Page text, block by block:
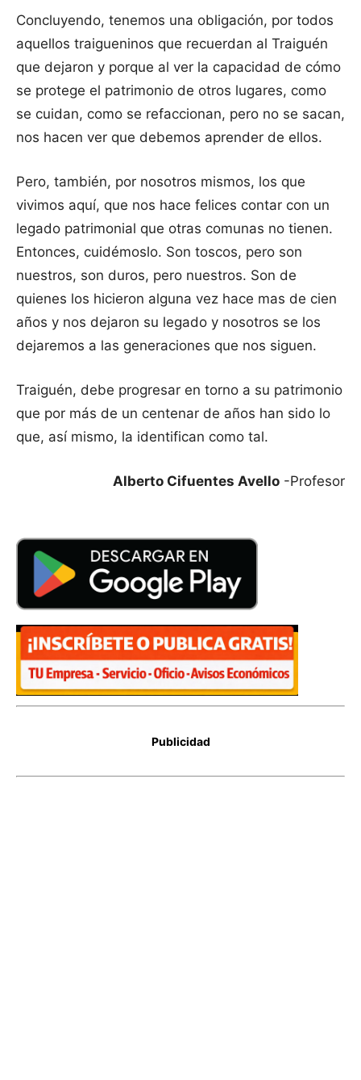
Concluyendo, tenemos una obligación, por todos
aquellos traigueninos que recuerdan al Traiguén
que dejaron y porque al ver la capacidad de cómo
se protege el patrimonio de otros lugares, como
se cuidan, como se refaccionan, pero no se sacan,
nos hacen ver que debemos aprender de ellos.
Pero, también, por nosotros mismos, los que
vivimos aquí, que nos hace felices contar con un
legado patrimonial que otras comunas no tienen.
Entonces, cuidémoslo. Son toscos, pero son
nuestros, son duros, pero nuestros. Son de
quienes los hicieron alguna vez hace mas de cien
años y nos dejaron su legado y nosotros se los
dejaremos a las generaciones que nos siguen.
Traiguén, debe progresar en torno a su patrimonio
que por más de un centenar de años han sido lo
que, así mismo, la identifican como tal.
Alberto Cifuentes Avello -Profesor
Publicidad